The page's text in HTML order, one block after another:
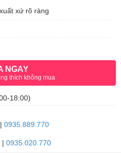
xứ rõ ràng
NGAY
thích không mua
18:00)
| 0935.889.770
| 0935.020.770